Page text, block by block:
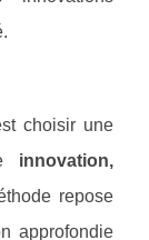
choisir une
innovation,
repose
approfondie